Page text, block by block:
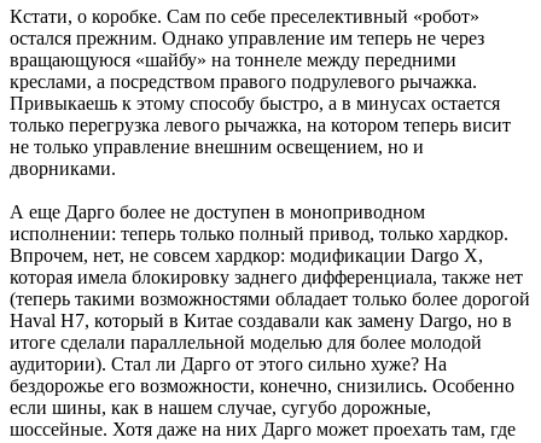
Кстати, о коробке. Сам по себе преселективный «робот»
остался прежним. Однако управление им теперь не через
вращающуюся «шайбу» на тоннеле между передними
креслами, а посредством правого подрулевого рычажка.
Привыкаешь к этому способу быстро, а в минусах остается
только перегрузка левого рычажка, на котором теперь висит
не только управление внешним освещением, но и
дворниками.
А еще Дарго более не доступен в моноприводном
исполнении: теперь только полный привод, только хардкор.
Впрочем, нет, не совсем хардкор: модификации Dargo X,
которая имела блокировку заднего дифференциала, также нет
(теперь такими возможностями обладает только более дорогой
Haval H7, который в Китае создавали как замену Dargo, но в
итоге сделали параллельной моделью для более молодой
аудитории). Стал ли Дарго от этого сильно хуже? На
бездорожье его возможности, конечно, снизились. Особенно
если шины, как в нашем случае, сугубо дорожные,
шоссейные. Хотя даже на них Дарго может проехать там, где